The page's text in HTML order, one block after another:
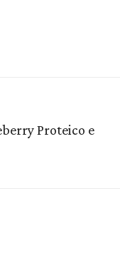
Proteico e